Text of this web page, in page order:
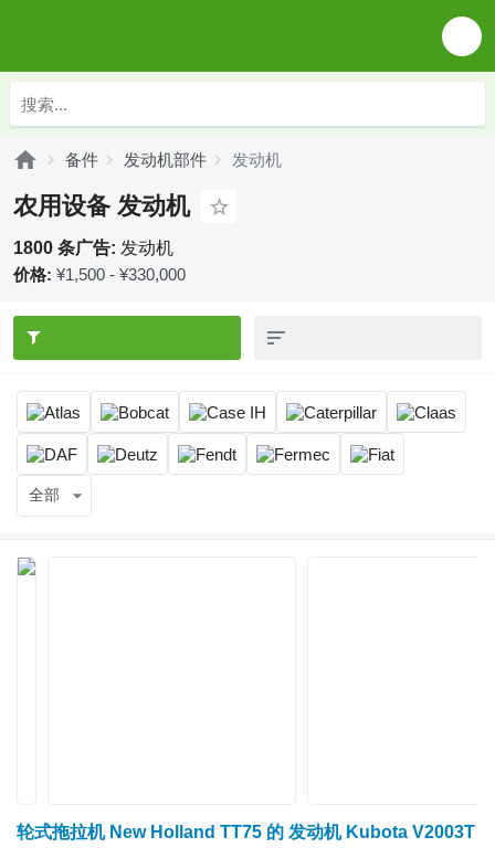
备件 发动机部件 发动机
农用设备 发动机
1800 条广告: 发动机
价格: ¥1,500 - ¥330,000
全部
轮式拖拉机 New Holland TT75 的 发动机 Kubota V2003T